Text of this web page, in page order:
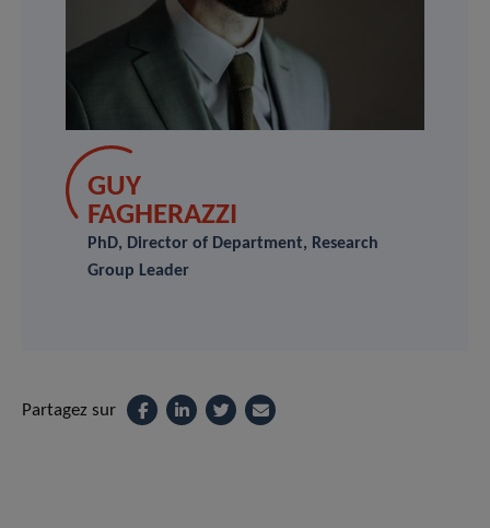
GUY
FAGHERAZZI
PhD, Director of Department, Research
Group Leader
Partagez sur